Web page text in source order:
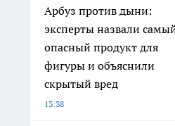
Арбуз против дыни:
эксперты назвали
опасный продукт для
фигуры и объяснили
скрытый вред
13:38